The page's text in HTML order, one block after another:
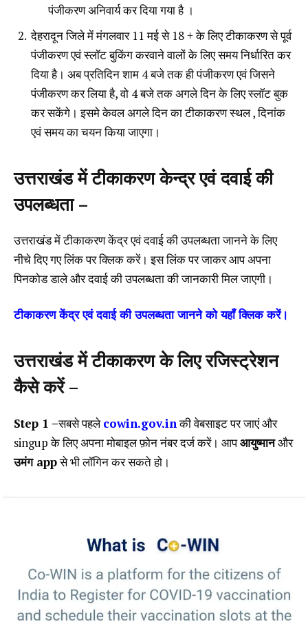
पंजीकरण अनिवार्य कर दिया गया है ।
देहरादून जिले में मंगलवार 11 मई से 18 + के लिए टीकाकरण से पूर्व
पंजीकरण एवं स्लॉट बुकिंग करवाने वालों के लिए समय निर्धारित कर
दिया है। अब प्रतिदिन शाम 4 बजे तक ही पंजीकरण एवं जिसने
पंजीकरण कर लिया है, वो 4 बजे तक अगले दिन के लिए स्लॉट बुक
कर सकेंगे। इसमे केवल अगले दिन का टीकाकरण स्थल , दिनांक
एवं समय का चयन किया जाएगा।
उत्तराखंड में टीकाकरण केन्द्र एवं दवाई की
उपलब्धता –
उत्तराखंड में टीकाकरण केंद्र एवं दवाई की उपलब्धता जानने के लिए
नीचे दिए गए लिंक पर क्लिक करें। इस लिंक पर जाकर आप अपना
पिनकोड डाले और दवाई की उपलब्धता की जानकारी मिल जाएगी।
टीकाकरण केंद्र एवं दवाई की उपलब्धता जानने को यहाँ क्लिक करें।
उत्तराखंड में टीकाकरण के लिए रजिस्ट्रेशन
कैसे करें –
Step 1 –सबसे पहलेcowin.gov.inकी वेबसाइट पर जाएं और
singup के लिए अपना मोबाइल फ़ोन नंबर दर्ज करें। आपआयुष्मानऔर
उमंग appसे भी लॉगिन कर सकते हो।